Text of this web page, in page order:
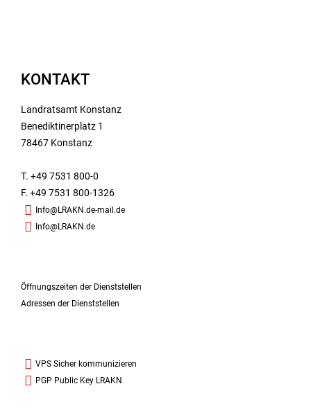
KONTAKT
Landratsamt Konstanz
Benediktinerplatz 1
78467 Konstanz
T. +49 7531 800-0
F. +49 7531 800-1326
Info@LRAKN.de-mail.de
Info@LRAKN.de
Öffnungszeiten der Dienststellen
Adressen der Dienststellen
VPS Sicher kommunizieren
PGP Public Key LRAKN